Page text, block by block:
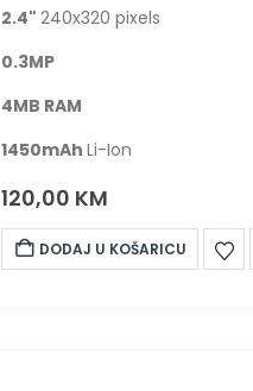
2.4" 240x320 pixels
0.3MP
4MB RAM
1450mAh Li-Ion
120,00 KM
DODAJ U KOŠARICU